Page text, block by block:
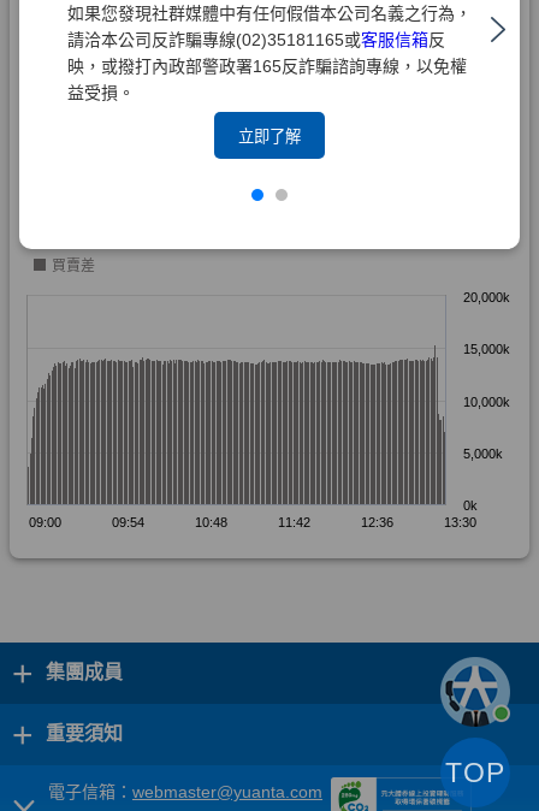
如果您發現社群媒體中有任何假借本公司名義之行為，
請洽本公司反詐騙專線(02)35181165或客服信箱反
映，或撥打內政部警政署165反詐騙諮詢專線，以免權
益受損。
立即了解
+ 集團成員
+ 重要須知
電子信箱： webmaster@yuanta.com
TOP